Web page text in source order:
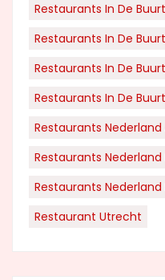
Restaurants In De
Restaurants In De
Restaurants In De
Restaurants In De
Restaurants
Restaurants Nederland
Restaurants
Restaurant Utrecht